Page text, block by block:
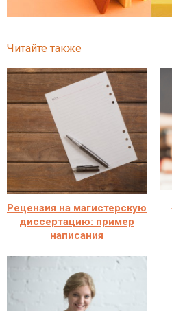
Читайте также
Рецензия на магистерскую
диссертацию: пример
написания